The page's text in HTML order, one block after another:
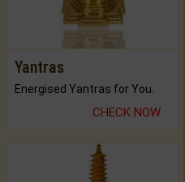
Yantras
Energised Yantras for You.
CHECK NOW